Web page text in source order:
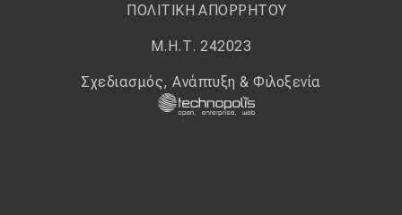
ΠΟΛΙΤΙΚΗ ΑΠΟΡΡΗΤΟΥ
Μ.Η.Τ. 242023
Σχεδιασμός, Ανάπτυξη & Φιλοξενία